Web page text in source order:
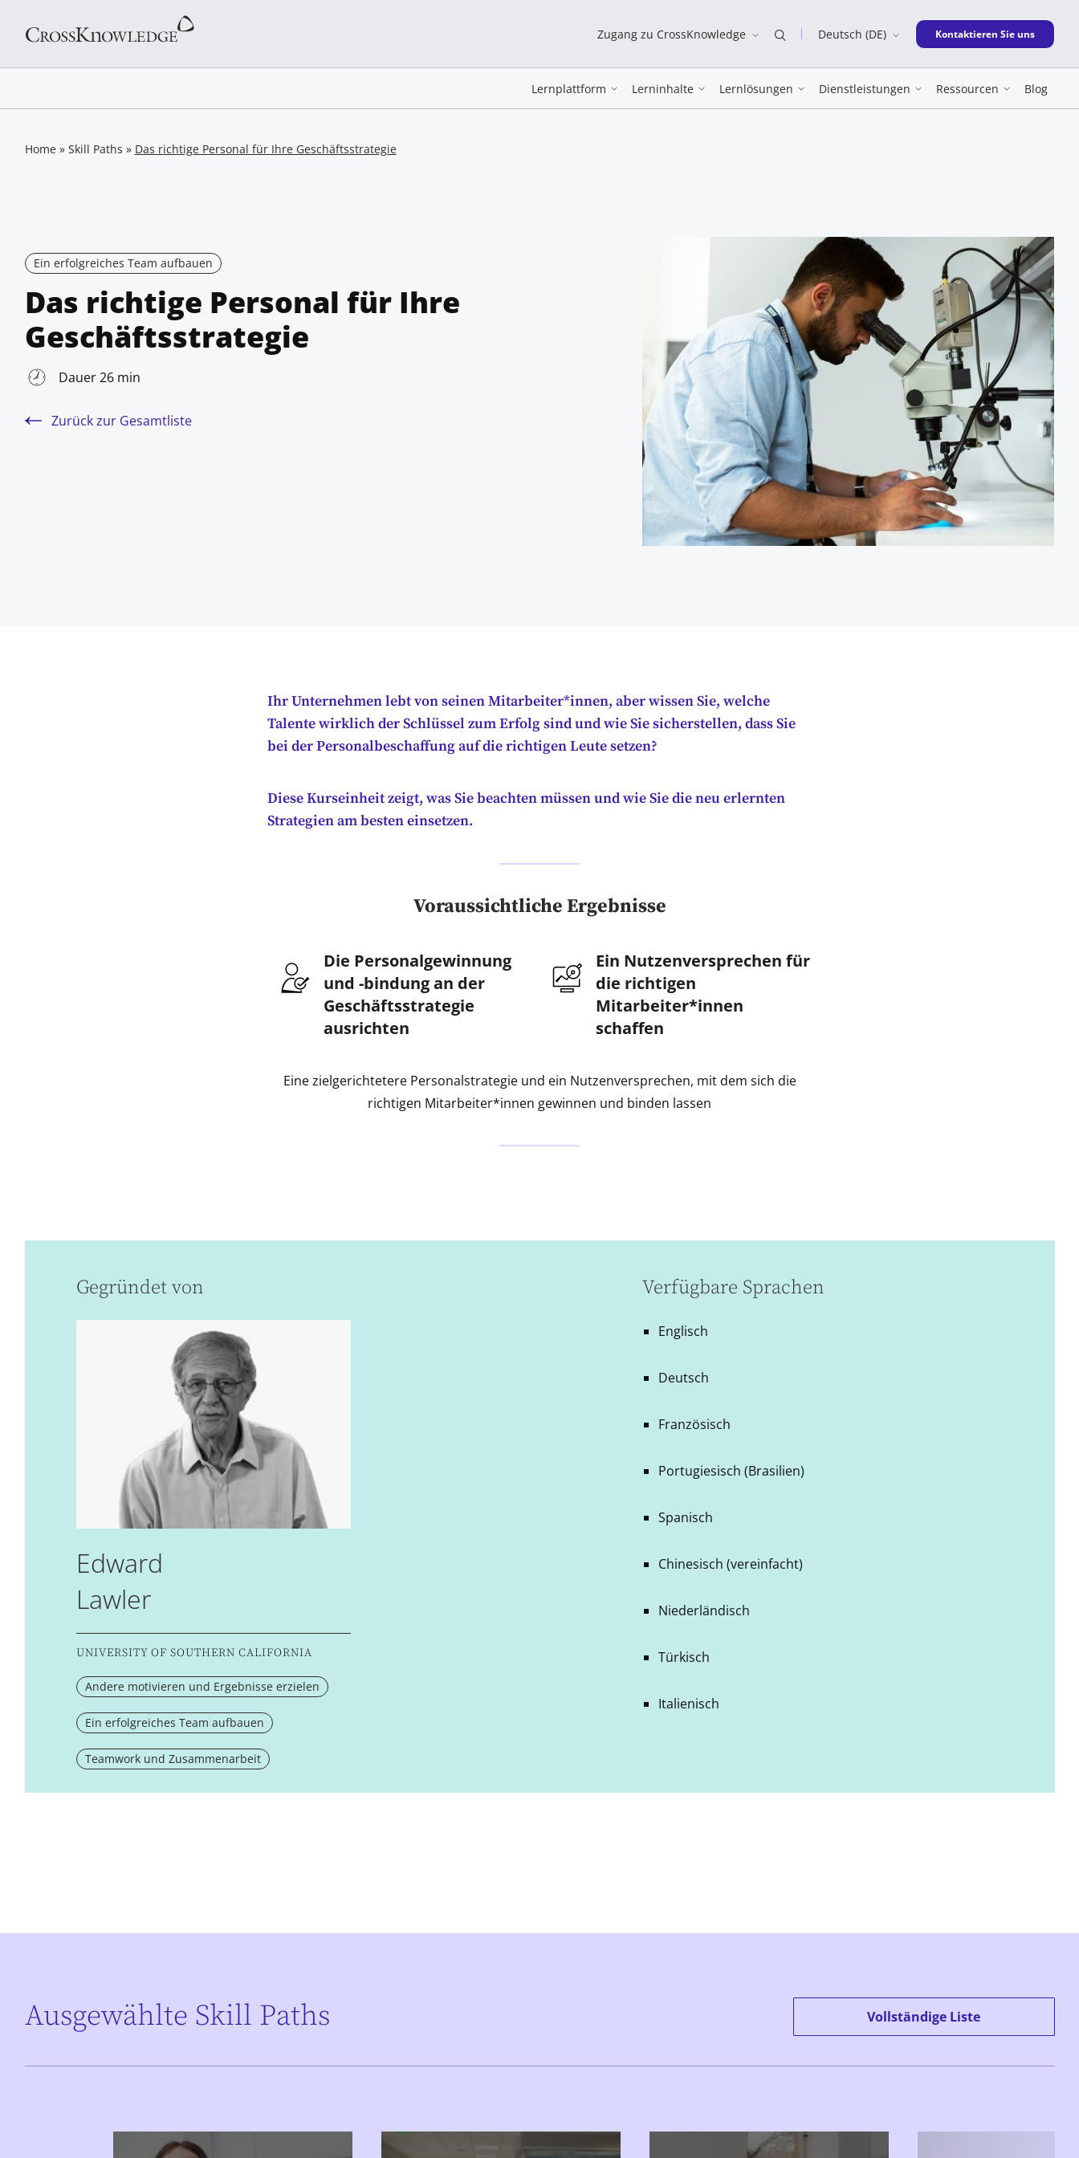
Zugang zu CrossKnowledge Deutsch (DE) New window
Kontaktieren Sie uns
Lernplattform Lerninhalte Lernlösungen Dienstleistungen Ressourcen Blog
Home» Skill Paths » Das richtige Personal für Ihre Geschäftsstrategie
Ein erfolgreiches Team aufbauen
Das richtige Personal für Ihre
Geschäftsstrategie
Dauer 26 min
Zurück zur Gesamtliste
Ihr Unternehmen lebt von seinen Mitarbeiter*innen, aber wissen Sie, welche
Talente wirklich der Schlüssel zum Erfolg sind und wie Sie sicherstellen, dass Sie
bei der Personalbeschaffung auf die richtigen Leute setzen?
Diese Kurseinheit zeigt, was Sie beachten müssen und wie Sie die neu erlernten
Strategien am besten einsetzen.
Voraussichtliche Ergebnisse
Die Personalgewinnung
und -bindung an der
Geschäftsstrategie
ausrichten
Ein Nutzenversprechen für
die richtigen
Mitarbeiter*innen
schaffen
Eine zielgerichtetere Personalstrategie und ein Nutzenversprechen, mit dem sich die
richtigen Mitarbeiter*innen gewinnen und binden lassen
Gegründet von
Edward
Lawler
UNIVERSITY OF SOUTHERN CALIFORNIA
Andere motivieren und Ergebnisse erzielen
Ein erfolgreiches Team aufbauen
Teamwork und Zusammenarbeit
Verfügbare Sprachen
Englisch
Deutsch
Französisch
Portugiesisch (Brasilien)
Spanisch
Chinesisch (vereinfacht)
Niederländisch
Türkisch
Italienisch
Ausgewählte Skill Paths Vollständige Liste